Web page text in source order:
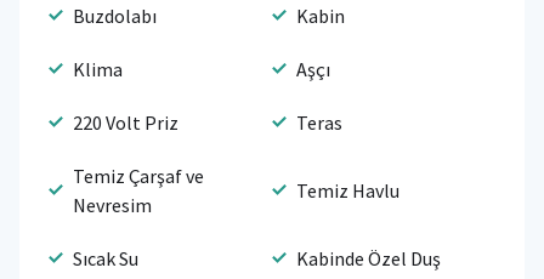
Buzdolabı Kabin
Klima Aşçı
220 Volt Priz Teras
Temiz Çarşaf ve
Nevresim
Temiz Havlu
Sıcak Su Kabinde Özel Duş